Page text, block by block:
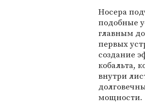
Носера
подобные
главным
первых
создание
кобальта,
внутри
мощности.